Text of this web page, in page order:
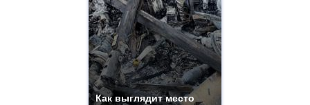
Как выглядит место